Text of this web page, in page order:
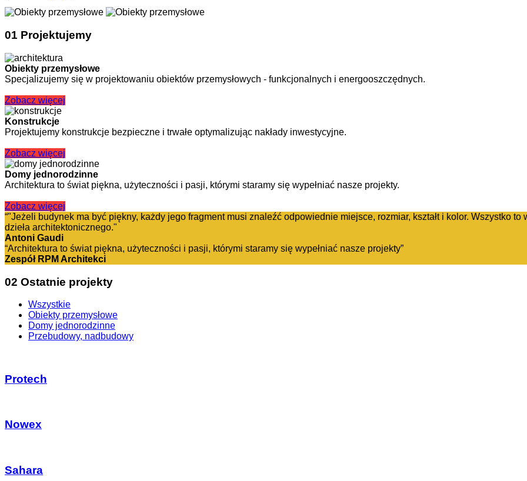
01 Projektujemy
Obiekty przemysłowe
Specjalizujemy się w projektowaniu obiektów przemysłowych - funkcjonalnych i energooszczędnych.
Zobacz więcej
Konstrukcje
Projektujemy konstrukcje bezpieczne i trwałe optymalizując nakłady inwestycyjne.
Zobacz więcej
Domy jednorodzinne
Architektura to świat piękna, użyteczności i pasji, którymi staramy się wypełniać nasze projekty.
Zobacz więcej
“"Jeżeli budynek ma być piękny, każdy jego fragment musi znaleźć odpowiednie miejsce, rozmiar, kształt i kolor. Wszystko to
dzieła architektonicznego."
Antoni Gaudi
“Architektura to świat piękna, użyteczności i pasji, którymi staramy się wypełniać nasze projekty”
Zespół RPM Architekci
02 Ostatnie projekty
Wszystkie
Obiekty przemysłowe
Domy jednorodzinne
Przebudowy, nadbudowy
Protech
Nowex
Sahara